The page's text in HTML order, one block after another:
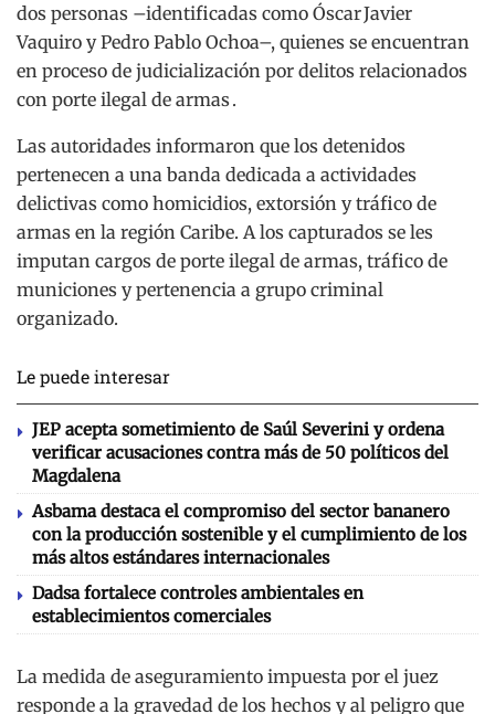
dos personas –identificadas como Óscar Javier
Vaquiro y Pedro Pablo Ochoa–, quienes se encuentran
en proceso de judicialización por delitos relacionados
con porte ilegal de armas.
Las autoridades informaron que los detenidos
pertenecen a una banda dedicada a actividades
delictivas como homicidios, extorsión y tráfico de
armas en la región Caribe. A los capturados se les
imputan cargos de porte ilegal de armas, tráfico de
municiones y pertenencia a grupo criminal
organizado.
Le puede interesar
JEP acepta sometimiento de Saúl Severini y ordena
verificar acusaciones contra más de 50 políticos del
Magdalena
Asbama destaca el compromiso del sector bananero
con la producción sostenible y el cumplimiento de los
más altos estándares internacionales
Dadsa fortalece controles ambientales en
establecimientos comerciales
La medida de aseguramiento impuesta por el juez
responde a la gravedad de los hechos y al peligro que